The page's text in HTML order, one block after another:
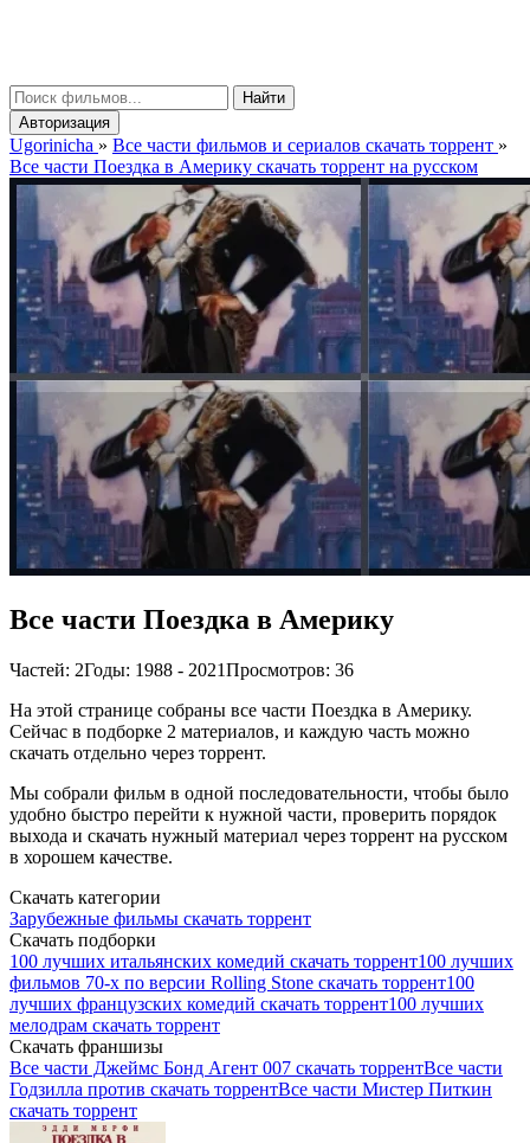
Найти
Авторизация
Ugorinicha » Все части фильмов и сериалов скачать торрент »
Все части Поездка в Америку скачать торрент на русском
Все части Поездка в Америку
Частей: 2Годы: 1988 - 2021Просмотров: 36
На этой странице собраны все части Поездка в Америку.
Сейчас в подборке 2 материалов, и каждую часть можно
скачать отдельно через торрент.
Мы собрали фильм в одной последовательности, чтобы было
удобно быстро перейти к нужной части, проверить порядок
выхода и скачать нужный материал через торрент на русском
в хорошем качестве.
Скачать категории
Зарубежные фильмы скачать торрент
Скачать подборки
100 лучших итальянских комедий скачать торрент100 лучших
фильмов 70-х по версии Rolling Stone скачать торрент100
лучших французских комедий скачать торрент100 лучших
мелодрам скачать торрент
Скачать франшизы
Все части Джеймс Бонд Агент 007 скачать торрентВсе части
Годзилла против скачать торрентВсе части Мистер Питкин
скачать торрент